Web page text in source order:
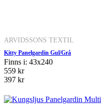
ARVIDSSONS TEXTIL
Kitty Panelgardin Gul/Grå
Finns i: 43x240
559 kr
397 kr